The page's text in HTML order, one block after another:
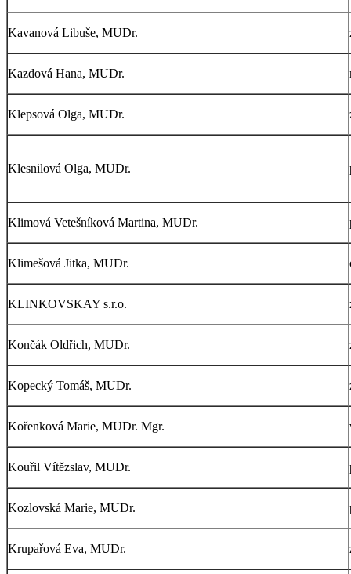
Kavanová Libuše, MUDr.
Kazdová Hana, MUDr.
Klepsová Olga, MUDr.
Klesnilová Olga, MUDr.
Klimová Vetešníková Martina, MUDr.
Klimešová Jitka, MUDr.
KLINKOVSKAY s.r.o.
Končák Oldřich, MUDr.
Kopecký Tomáš, MUDr.
Kořenková Marie, MUDr. Mgr.
Kouřil Vítězslav, MUDr.
Kozlovská Marie, MUDr.
Krupařová Eva, MUDr.